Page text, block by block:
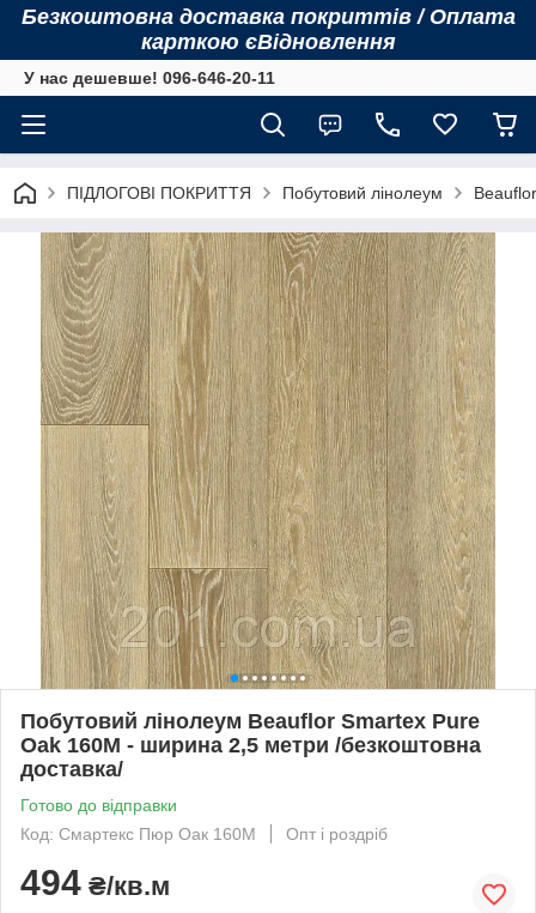
Безкоштовна доставка покриттів / Оплата
карткою єВідновлення
У нас дешевше! 096-646-20-11
ПІДЛОГОВІ ПОКРИТТЯ Побутовий лінолеум
Побутовий лінолеум Beauflor Smartex Pure
Oak 160M - ширина 2,5 метри /безкоштовна
доставка/
Готово до відправки
Код: Смартекс Пюр Оак 160М
Опт і роздріб
494 ₴/кв.м